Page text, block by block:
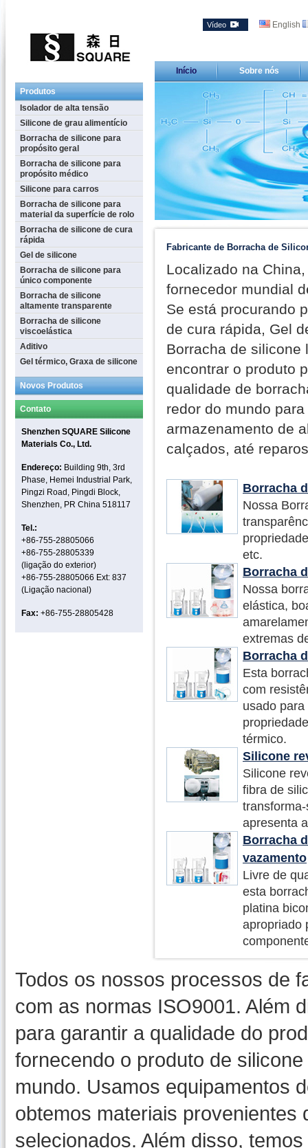
Vídeo English
Início Sobre nós
Produtos
Isolador de alta tensão
Silicone de grau alimentício
Borracha de silicone para
propósito geral
Borracha de silicone para
propósito médico
Silicone para carros
Borracha de silicone para
material da superfície de rolo
Borracha de silicone de cura
rápida
Gel de silicone
Borracha de silicone para
único componente
Borracha de silicone
altamente transparente
Borracha de silicone
viscoelástica
Aditivo
Gel térmico, Graxa de silicone
Novos Produtos
Contato
Shenzhen SQUARE Silicone
Materials Co., Ltd.
Endereço: Building 9th, 3rd
Phase, Hemei Industrial Park,
Pingzi Road, Pingdi Block,
Shenzhen, PR China 518117
Tel.:
+86-755-28805066
+86-755-28805339
(ligação do exterior)
+86-755-28805066 Ext: 837
(Ligação nacional)
Fax: +86-755-28805428
Fabricante de Borracha de
Localizado na
fornecedor mundial
Se está procurando
de cura rápida, Gel
Borracha de silicone
encontrar o produto
qualidade de
redor do mundo
armazenamento de
calçados, até
Borracha
Nossa
etc.
Borracha
Nossa
elástica,
extremas
Borracha
Esta
com
usado
térmico.
Silicone
Silicone
fibra de
apresenta
Borracha
vazamento
Livre de
esta
platina
apropriado
Todos os nossos processos de
com as normas ISO9001. Além
para garantir a qualidade do
fornecendo o produto de
mundo. Usamos equipamentos
obtemos materiais
selecionados. Além disso,